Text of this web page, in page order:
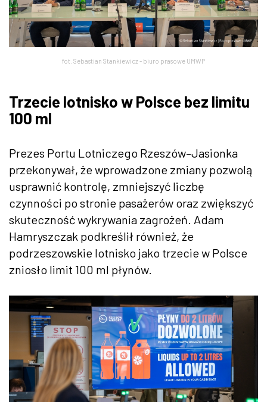
fot. Sebastian Stankiewicz - biuro prasowe UMWP
Trzecie lotnisko w Polsce bez limitu
100 ml
Prezes Portu Lotniczego Rzeszów–Jasionka
przekonywał, że wprowadzone zmiany pozwolą
usprawnić kontrolę, zmniejszyć liczbę
czynności po stronie pasażerów oraz zwiększyć
skuteczność wykrywania zagrożeń. Adam
Hamryszczak podkreślił również, że
podrzeszowskie lotnisko jako trzecie w Polsce
zniosło limit 100 ml płynów.